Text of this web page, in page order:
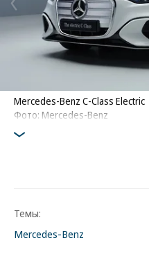
Mercedes-Benz C-Class Electric
Фото: Mercedes-Benz
Темы:
Mercedes-Benz